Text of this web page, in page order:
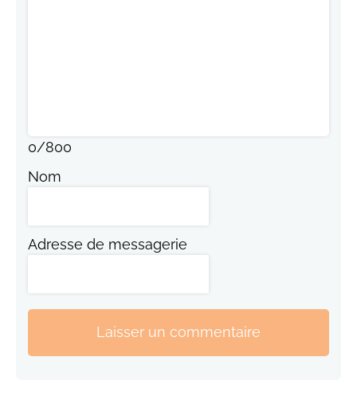
0/800
Nom
Adresse de messagerie
Laisser un commentaire